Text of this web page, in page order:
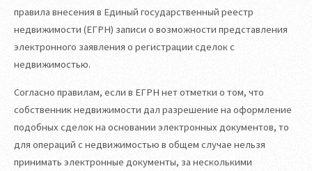
правила внесения в Единый государственный реестр
недвижимости (ЕГРН) записи о возможности представления
электронного заявления о регистрации сделок с
недвижимостью.
Согласно правилам, если в ЕГРН нет отметки о том, что
собственник недвижимости дал разрешение на оформление
подобных сделок на основании электронных документов, то
для операций с недвижимостью в общем случае нельзя
принимать электронные документы, за несколькими